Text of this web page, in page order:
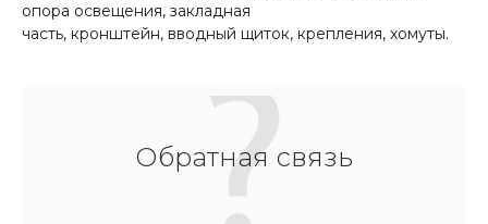
опора освещения, закладная
часть, кронштейн, вводный щиток, крепления, хомуты.
Обратная связь